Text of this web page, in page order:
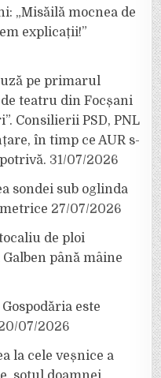
„Misăilă mocnea de
explicații!”
pe primarul
teatru din Focșani
Consilierii PSD, PNL
în timp ce AUR s-
31/07/2026
sondei sub oglinda
27/07/2026
de ploi
până mâine
este
07/2026
la cele veșnice a